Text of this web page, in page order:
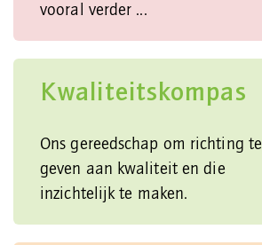
vooral verder ...
Kwaliteitskompas
Ons gereedschap om richting te
geven aan kwaliteit en die
inzichtelijk te maken.